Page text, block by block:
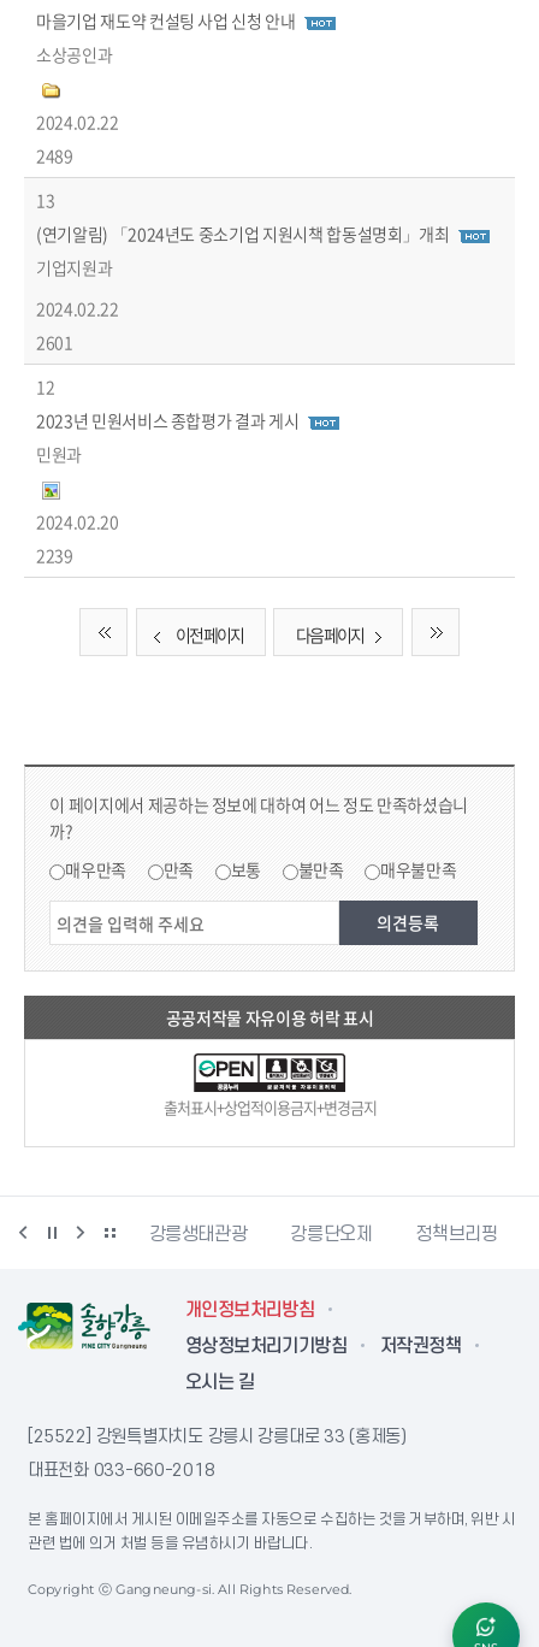
마을기업 재도약 컨설팅 사업 신청 안내
소상공인과
2024.02.22
2489
13
(연기알림) 「2024년도 중소기업 지원시책 합동설명회」개최
기업지원과
2024.02.22
2601
12
2023년 민원서비스 종합평가 결과 게시
민원과
2024.02.20
2239
이전 페이지 다음 페이지
컨텐츠 만족도 조사 & 공공저작물 자유이용 허락 표시
이 페이지에서 제공하는 정보에 대하여 어느 정도 만족하셨습니
까?
매우만족 만족 보통 불만족 매우불만족
공공저작물 자유이용 허락 표시
출처표시+상업적이용금지+변경금지
동물사랑센터 강릉생태관광 강릉단오제 정책브리핑
개인정보처리방침
영상정보처리기기방침
저작권정책
오시는 길
[25522] 강원특별자치도 강릉시 강릉대로 33 (홍제동)
대표전화 033-660-2018
본 홈페이지에서 게시된 이메일주소를 자동으로 수집하는 것을 거부하며, 위반 시
관련 법에 의거 처벌 등을 유념하시기 바랍니다.
Copyright ⓒ Gangneung-si. All Rights Reserved.